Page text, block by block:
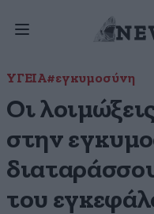
ΥΓΕΙΑ#εγκυμοσύνη
Οι
στην
του